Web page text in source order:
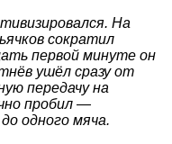
На
сократил
первой минуте он
ушёл сразу от
передачу на
пробил —
одного мяча.